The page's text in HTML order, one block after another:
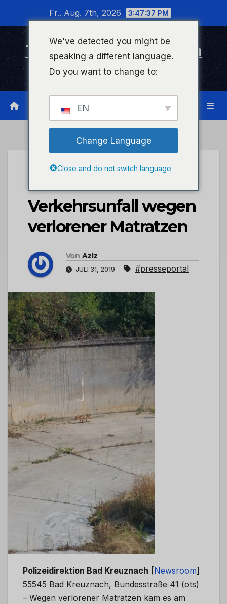
wechseln
Fr.. Aug. 7th, 2026 3:47:38 PM
Timeline Bad Kreuznach
Infonetzwerk für Bad Kreuznach
PRESSEPORTAL
POL-PDKH:
Verkehrsunfall wegen
verlorener Matratzen
Von Aziz
JULI 31, 2019 #presseportal
Polizeidirektion Bad Kreuznach [Newsroom]
55545 Bad Kreuznach, Bundesstraße 41 (ots)
– Wegen verlorener Matratzen kam es am
We've detected you might be
speaking a different language.
Do you want to change to:
EN
Change Language
Close and do not switch language